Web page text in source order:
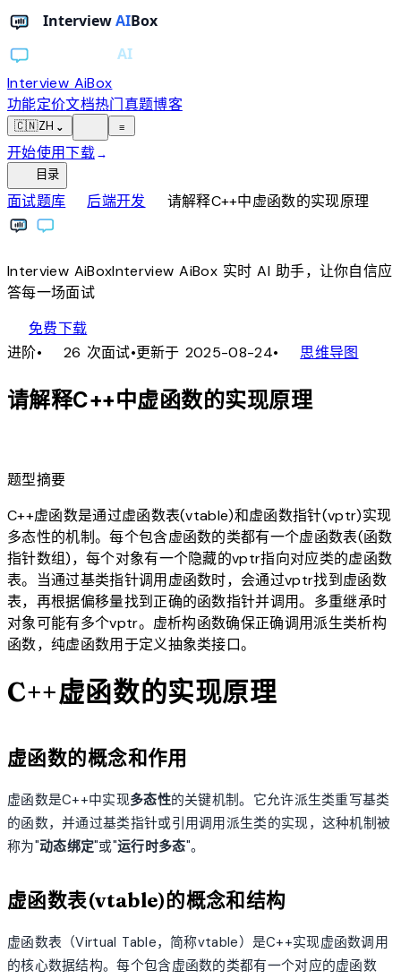
Interview AiBox
功能定价文档热门真题博客
🇨🇳ZH ⌄ ≡
开始使用下载→
目录
面试题库chevron_right后端开发chevron_right 请解释C++中虚函数的实现原理
Interview AiBoxInterviewAiBox实时 AI 助手，让你自信应
答每一场面试
免费下载
进阶• 26 次面试•更新于 2025-08-24• account_tree思维导图
请解释C++中虚函数的实现原理
题型摘要
C++虚函数是通过虚函数表(vtable)和虚函数指针(vptr)实现
多态性的机制。每个包含虚函数的类都有一个虚函数表(函数
指针数组)，每个对象有一个隐藏的vptr指向对应类的虚函数
表。当通过基类指针调用虚函数时，会通过vptr找到虚函数
表，再根据偏移量找到正确的函数指针并调用。多重继承时
对象可能有多个vptr。虚析构函数确保正确调用派生类析构
函数，纯虚函数用于定义抽象类接口。
C++虚函数的实现原理
虚函数的概念和作用
虚函数是C++中实现多态性的关键机制。它允许派生类重写基类
的函数，并通过基类指针或引用调用派生类的实现，这种机制被
称为"动态绑定"或"运行时多态"。
虚函数表(vtable)的概念和结构
虚函数表（Virtual Table，简称vtable）是C++实现虚函数调用
的核心数据结构。每个包含虚函数的类都有一个对应的虚函数